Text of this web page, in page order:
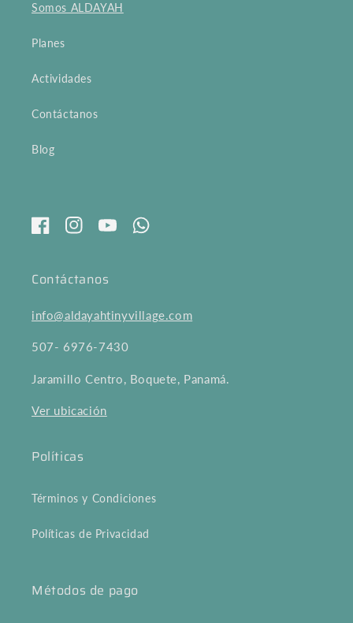
Somos ALDAYAH
Planes
Actividades
Contáctanos
Blog
FacebookInstagramYouTubeWhatsapp
Contáctanos
info@aldayahtinyvillage.com
507- 6976-7430
Jaramillo Centro, Boquete, Panamá.
Ver ubicación
Políticas
Términos y Condiciones
Políticas de Privacidad
Métodos de pago